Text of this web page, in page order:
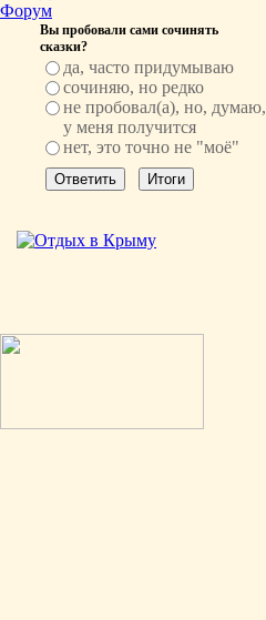
Форум
Вы пробовали сами сочинять
сказки?
да, часто придумываю
сочиняю, но редко
не пробовал(а), но, думаю,
у меня получится
нет, это точно не "моё"